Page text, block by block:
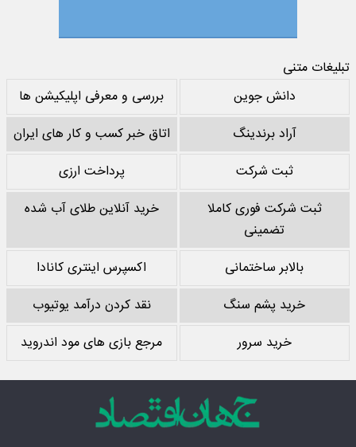
تبلیغات متنی
دانش جوین
بررسی و معرفی اپلیکیشن ها
آراد برندینگ
اتاق خبر کسب و کار های ایران
ثبت شرکت
پرداخت ارزی
ثبت شرکت فوری کاملا
تضمینی
خرید آنلاین طلای آب شده
بالابر ساختمانی
اکسپرس اینتری کانادا
خرید پشم سنگ
نقد کردن درآمد یوتیوب
خرید سرور
مرجع بازی های مود اندروید